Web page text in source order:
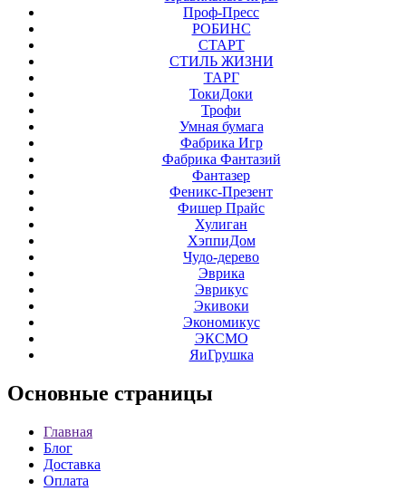
Проф-Пресс
РОБИНС
СТАРТ
СТИЛЬ ЖИЗНИ
ТАРГ
ТокиДоки
Трофи
Умная бумага
Фабрика Игр
Фабрика Фантазий
Фантазер
Феникс-Презент
Фишер Прайс
Хулиган
ХэппиДом
Чудо-дерево
Эврика
Эврикус
Экивоки
Экономикус
ЭКСМО
ЯиГрушка
Основные страницы
Главная
Блог
Доставка
Оплата